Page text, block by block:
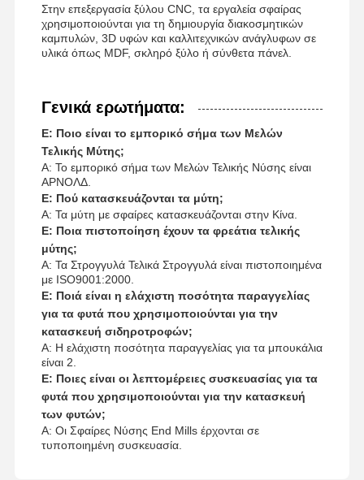
Στην επεξεργασία ξύλου CNC, τα εργαλεία σφαίρας
χρησιμοποιούνται για τη δημιουργία διακοσμητικών
καμπυλών, 3D υφών και καλλιτεχνικών ανάγλυφων σε
υλικά όπως MDF, σκληρό ξύλο ή σύνθετα πάνελ.
Γενικά ερωτήματα:
Ε: Ποιο είναι το εμπορικό σήμα των Μελών
Τελικής Μύτης;
Α: Το εμπορικό σήμα των Μελών Τελικής Νύσης είναι
ΑΡΝΟΛΔ.
Ε: Πού κατασκευάζονται τα μύτη;
Α: Τα μύτη με σφαίρες κατασκευάζονται στην Κίνα.
Ε: Ποια πιστοποίηση έχουν τα φρεάτια τελικής
μύτης;
Α: Τα Στρογγυλά Τελικά Στρογγυλά είναι πιστοποιημένα
με ISO9001:2000.
Ε: Ποιά είναι η ελάχιστη ποσότητα παραγγελίας
για τα φυτά που χρησιμοποιούνται για την
κατασκευή σιδηροτροφών;
Α: Η ελάχιστη ποσότητα παραγγελίας για τα μπουκάλια
είναι 2.
Ε: Ποιες είναι οι λεπτομέρειες συσκευασίας για τα
φυτά που χρησιμοποιούνται για την κατασκευή
των φυτών;
Α: Οι Σφαίρες Νύσης End Mills έρχονται σε
τυποποιημένη συσκευασία.